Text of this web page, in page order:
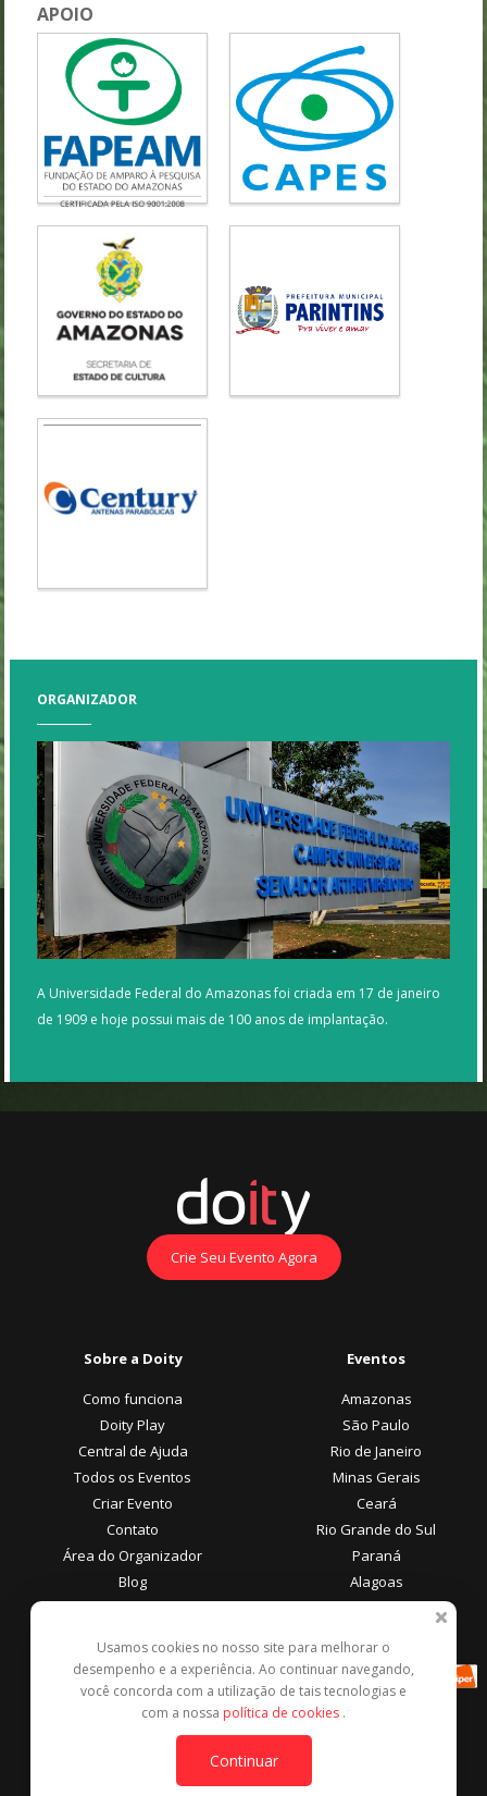
APOIO
ORGANIZADOR
A Universidade Federal do Amazonas foi criada em 17 de janeiro
de 1909 e hoje possui mais de 100 anos de implantação.
Crie Seu Evento Agora
Sobre a Doity
Como funciona
Doity Play
Central de Ajuda
Todos os Eventos
Criar Evento
Contato
Área do Organizador
Blog
Eventos
Amazonas
São Paulo
Rio de Janeiro
Minas Gerais
Ceará
Rio Grande do Sul
Paraná
Alagoas
Área do Participante
Central de Ajuda
Denunciar este evento
Formas de Pagamento
Usamos cookies no nosso site para melhorar o
desempenho e a experiência. Ao continuar navegando,
você concorda com a utilização de tais tecnologias e
com a nossa política de cookies .
Continuar